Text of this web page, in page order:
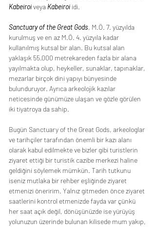
Kabeiroi veya Kabeiroi idi.
Sanctuary of the Great Gods, M.Ö. 7. yüzyılda
kurulmuş ve en az M.Ö. 4. yüzyıla kadar
kullanılmış kutsal bir alan. Bu kutsal alan
yaklaşık 55.000 metrekareden fazla bir alana
yayılmakta olup, heykeller, sunaklar, tapınaklar,
mezarlar birçok dini yapıyı bünyesinde
bulunduruyor. Ayrıca arkeolojik kazılar
neticesinde günümüze ulaşan ve gözle görülen
iki tiyatroya da sahip.
Bugün Sanctuary of the Great Gods, arkeologlar
ve tarihçiler tarafından önemli bir kazı alanı
olarak kabul edilmekte ve bizler gibi turistlerin
ziyaret ettiği bir turistik cazibe merkezi haline
geldiğini söylemek mümkün. Tarih tutkunu
iseniz mutlaka bir rehber eşliğinde ziyaret
etmenizi öneririm. Yalnız gitmeden önce ziyaret
saatlerini kontrol etmenizde fayda var çünkü
her saat açık değil, dönüşünüzde ise yürüyüş
yolunuzun üzerinde bulunan kilisede mum yakıp,